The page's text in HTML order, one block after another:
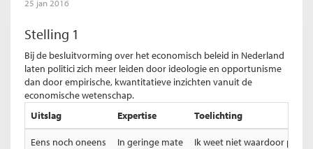
25 jan 2016
Stelling 1
Bij de besluitvorming over het economisch beleid in Nederland
laten politici zich meer leiden door ideologie en opportunisme
dan door empirische, kwantitatieve inzichten vanuit de
economische wetenschap.
Uitslag
Expertise Toelichting
Eens noch oneens In geringe mate Ik weet niet waardoor